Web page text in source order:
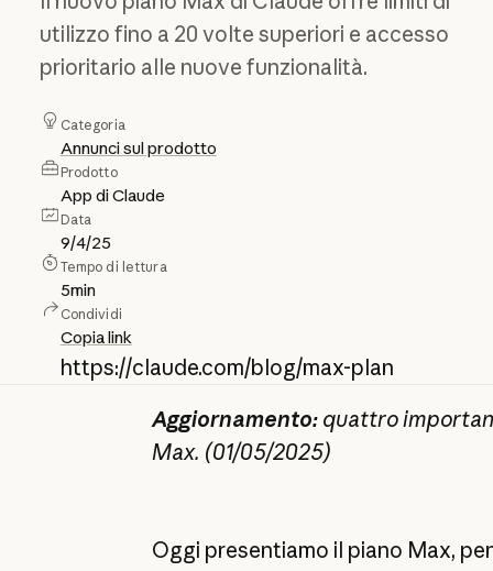
utilizzo fino a 20 volte superiori e accesso
prioritario alle nuove funzionalità.
Categoria
Annunci sul prodotto
Prodotto
App di Claude
Data
9/4/25
Tempo di lettura
5min
Condividi
Copia link
https://claude.com/blog/max-plan
Aggiornamento: quattro
Max. (01/05/2025)
Oggi presentiamo il piano Max,